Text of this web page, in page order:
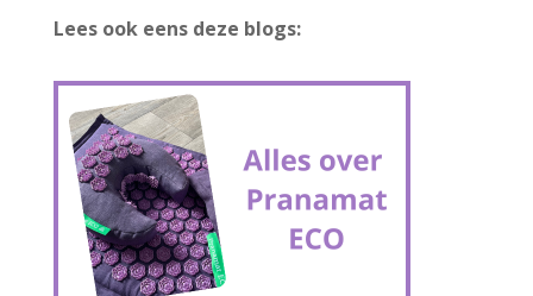
Lees ook eens deze blogs: